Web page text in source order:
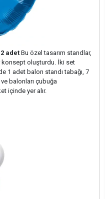
adet Bu özel tasarım standlar,
oluşturdu. İki set
1 adet balon standı tabağı, 7
balonları çubuğa
içinde yer alır.